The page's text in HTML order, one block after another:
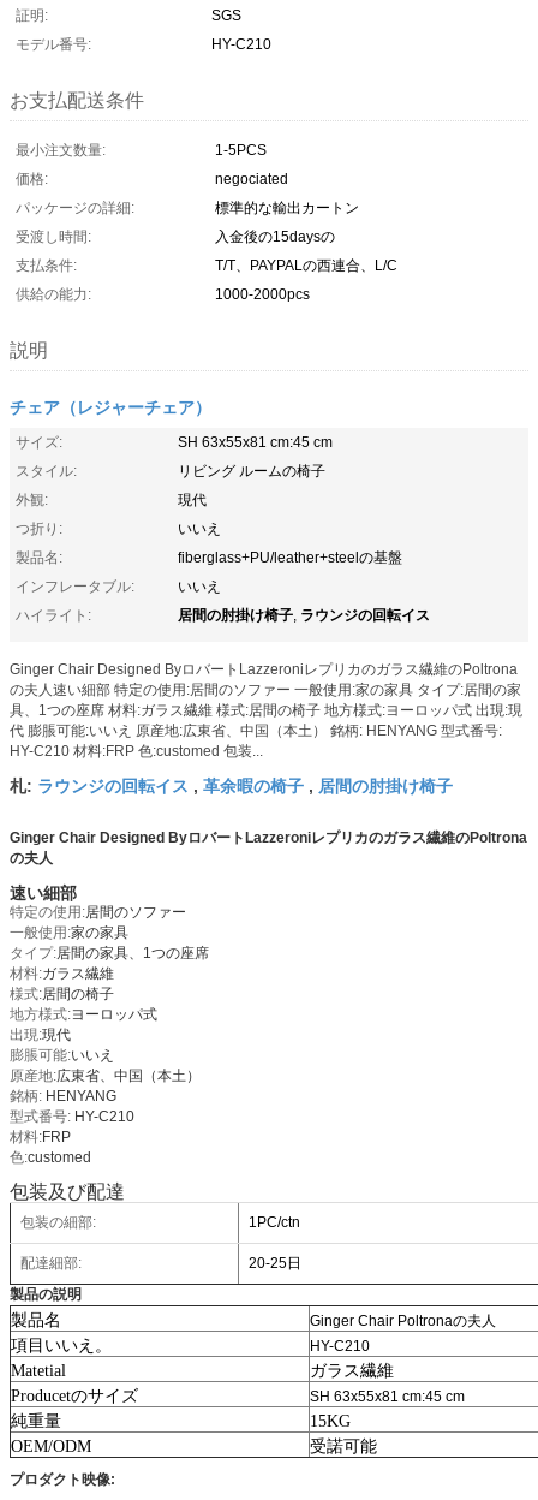
証明:
SGS
モデル番号:
HY-C210
お支払配送条件
最小注文数量:
1-5PCS
価格:
negociated
パッケージの詳細:
標準的な輸出カートン
受渡し時間:
入金後の15daysの
支払条件:
T/T、PAYPALの西連合、L/C
供給の能力:
1000-2000pcs
説明
チェア（レジャーチェア）
サイズ:
SH 63x55x81 cm:45 cm
スタイル:
リビング ルームの椅子
外観:
現代
つ折り:
いいえ
製品名:
fiberglass+PU/leather+steelの基盤
インフレータブル:
いいえ
ハイライト:
居間の肘掛け椅子, ラウンジの回転イス
Ginger Chair Designed ByロバートLazzeroniレプリカのガラス繊維のPoltrona
の夫人速い細部 特定の使用:居間のソファー 一般使用:家の家具 タイプ:居間の家
具、1つの座席 材料:ガラス繊維 様式:居間の椅子 地方様式:ヨーロッパ式 出現:現
代 膨脹可能:いいえ 原産地:広東省、中国（本土） 銘柄: HENYANG 型式番号:
HY-C210 材料:FRP 色:customed 包装...
札: ラウンジの回転イス , 革余暇の椅子 , 居間の肘掛け椅子
Ginger Chair Designed ByロバートLazzeroniレプリカのガラス繊維のPoltrona
の夫人
速い細部
特定の使用:居間のソファー
一般使用:家の家具
タイプ:居間の家具、1つの座席
材料:ガラス繊維
様式:居間の椅子
地方様式:ヨーロッパ式
出現:現代
膨脹可能:いいえ
原産地:広東省、中国（本土）
銘柄: HENYANG
型式番号: HY-C210
材料:FRP
色:customed
包装及び配達
包装の細部: 1PC/ctn
配達細部:
20-25日
製品の説明
製品名 Ginger Chair Poltronaの夫人
項目いいえ。 HY-C210
Matetial
ガラス繊維
Producetのサイズ
SH 63x55x81 cm:45 cm
純重量
15KG
OEM/ODM
受諾可能
プロダクト映像: